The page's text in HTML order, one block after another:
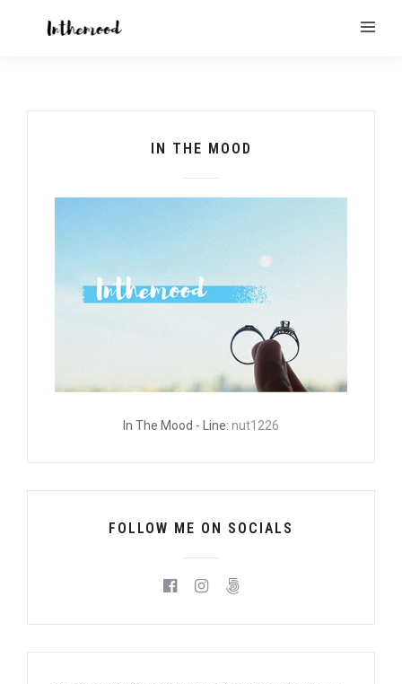
IN THE MOOD
In The Mood - Line: nut1226
FOLLOW ME ON SOCIALS